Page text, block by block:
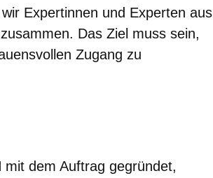
Expertinnen und Experten aus
Das Ziel muss sein,
Zugang zu
dem Auftrag gegründet,